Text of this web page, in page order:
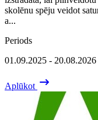
skolēnu spēju veidot
a...
Periods
01.09.2025 - 20.08.2026
Aplūkot